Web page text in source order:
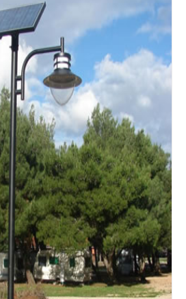
Details